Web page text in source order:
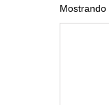
Mostrando